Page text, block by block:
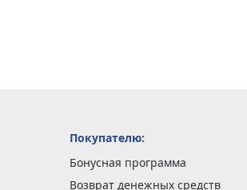
Покупателю:
Бонусная программа
Возврат денежных средств